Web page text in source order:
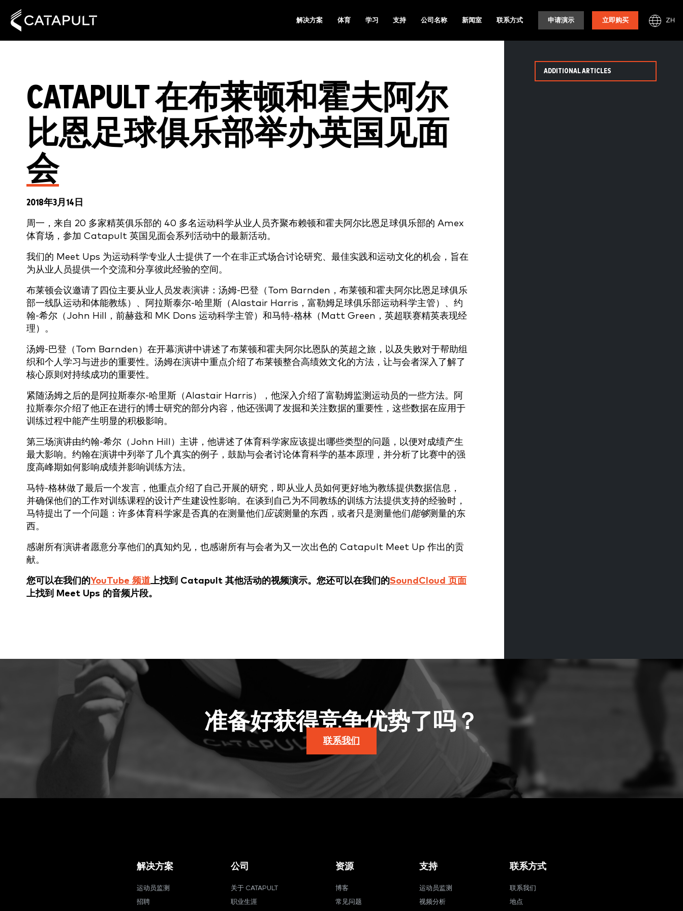
解决方案 体育 学习 支持 公司名称 新闻室 联系方式 申请演示 立即购买 ZH
CATAPULT 在布莱顿和霍夫阿尔
比恩足球俱乐部举办英国见面
会
2018年3月14日
周一，来自 20 多家精英俱乐部的 40 多名运动科学从业人员齐聚布赖顿和霍夫阿尔比恩足球俱乐部的 Amex
体育场，参加 Catapult 英国见面会系列活动中的最新活动。
我们的 Meet Ups 为运动科学专业人士提供了一个在非正式场合讨论研究、最佳实践和运动文化的机会，旨在
为从业人员提供一个交流和分享彼此经验的空间。
布莱顿会议邀请了四位主要从业人员发表演讲：汤姆-巴登（Tom Barnden，布莱顿和霍夫阿尔比恩足球俱乐
部一线队运动和体能教练）、阿拉斯泰尔-哈里斯（Alastair Harris，富勒姆足球俱乐部运动科学主管）、约
翰-希尔（John Hill，前赫兹和 MK Dons 运动科学主管）和马特-格林（Matt Green，英超联赛精英表现经
理）。
汤姆-巴登（Tom Barnden）在开幕演讲中讲述了布莱顿和霍夫阿尔比恩队的英超之旅，以及失败对于帮助组
织和个人学习与进步的重要性。汤姆在演讲中重点介绍了布莱顿整合高绩效文化的方法，让与会者深入了解了
核心原则对持续成功的重要性。
紧随汤姆之后的是阿拉斯泰尔-哈里斯（Alastair Harris），他深入介绍了富勒姆监测运动员的一些方法。阿
拉斯泰尔介绍了他正在进行的博士研究的部分内容，他还强调了发掘和关注数据的重要性，这些数据在应用于
训练过程中能产生明显的积极影响。
第三场演讲由约翰-希尔（John Hill）主讲，他讲述了体育科学家应该提出哪些类型的问题，以便对成绩产生
最大影响。约翰在演讲中列举了几个真实的例子，鼓励与会者讨论体育科学的基本原理，并分析了比赛中的强
度高峰期如何影响成绩并影响训练方法。
马特-格林做了最后一个发言，他重点介绍了自己开展的研究，即从业人员如何更好地为教练提供数据信息，
并确保他们的工作对训练课程的设计产生建设性影响。在谈到自己为不同教练的训练方法提供支持的经验时，
马特提出了一个问题：许多体育科学家是否真的在测量他们应该测量的东西，或者只是测量他们能够测量的东
西。
感谢所有演讲者愿意分享他们的真知灼见，也感谢所有与会者为又一次出色的 Catapult Meet Up 作出的贡
献。
您可以在我们的YouTube 频道上找到 Catapult 其他活动的视频演示。您还可以在我们的SoundCloud 页面
上找到 Meet Ups 的音频片段。
ADDITIONAL ARTICLES
准备好获得竞争优势了吗？
联系我们
解决方案
运动员监测
招聘
公司
关于 CATAPULT
职业生涯
资源
博客
常见问题
支持
运动员监测
视频分析
联系方式
联系我们
地点